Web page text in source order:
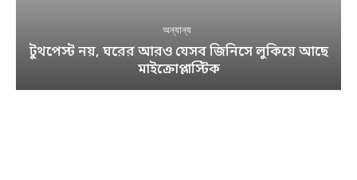
অন্যান্য
টুথপেস্ট নয়, ঘরের আরও যেসব জিনিসে লুকিয়ে আছে
মাইক্রোপ্লাস্টিক